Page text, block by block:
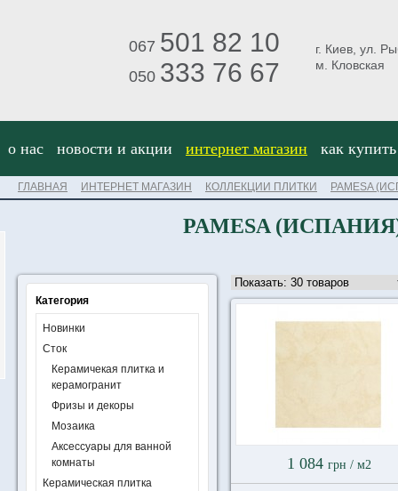
067 501 82 10
050 333 76 67
г. Киев, ул.
м. Кловская
о нас новости и акции интернет магазин как купить
ГЛАВНАЯ ИНТЕРНЕТ МАГАЗИН КОЛЛЕКЦИИ ПЛИТКИ PAMESA
PAMESA
Категория
Новинки
Сток
Керамичекая плитка и
керамогранит
Фризы и декоры
Мозаика
Аксессуары для ванной
комнаты
Керамическая плитка
1 084 грн / м2